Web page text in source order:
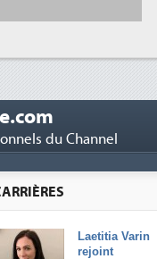
du Channel
Laetitia Varin
rejoint